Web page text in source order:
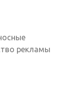
рекламы